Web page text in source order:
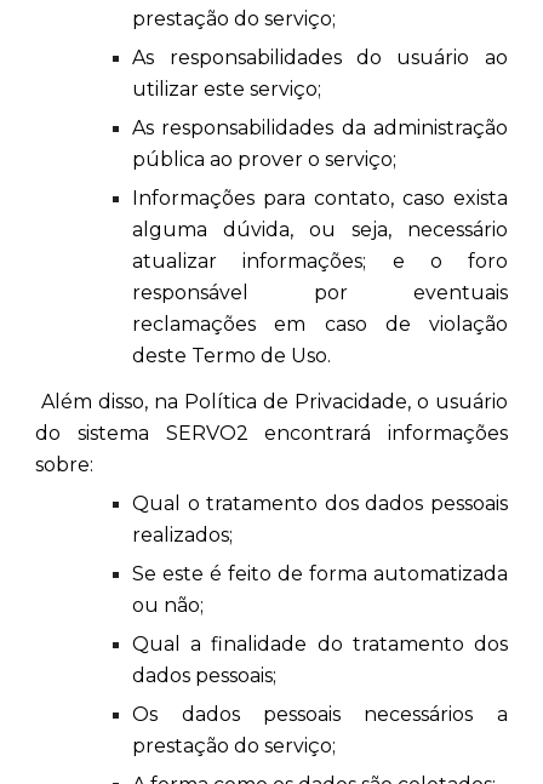
prestação do serviço;
As responsabilidades do usuário ao
utilizar este serviço;
As responsabilidades da administração
pública ao prover o serviço;
Informações para contato, caso exista
alguma dúvida, ou seja, necessário
atualizar informações; e o foro
responsável por eventuais
reclamações em caso de violação
deste Termo de Uso.
Além disso, na Política de Privacidade, o usuário
do sistema SERVO2 encontrará informações
sobre:
Qual o tratamento dos dados pessoais
realizados;
Se este é feito de forma automatizada
ou não;
Qual a finalidade do tratamento dos
dados pessoais;
Os dados pessoais necessários a
prestação do serviço;